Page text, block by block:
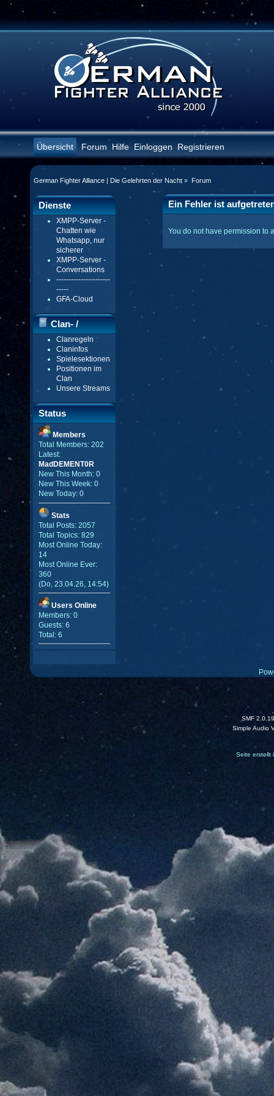
Übersicht Forum Hilfe Einloggen Registrieren
German Fighter Alliance | Die Gelehrten der Nacht » Forum
Dienste
XMPP-Server -
Chatten wie
Whatsapp, nur
sicherer
XMPP-Server -
Conversations
----------------------
-----
GFA-Cloud
Clan- /
Gildenmenü
Clanregeln
Claninfos
Spielesektionen
Positionen im
Clan
Unsere Streams
Status
Members
Total Members: 202
Latest:
MadDEMENT0R
New This Month: 0
New This Week: 0
New Today: 0
Stats
Total Posts: 2057
Total Topics: 829
Most Online Today:
14
Most Online Ever:
360
(Do, 23.04.26, 14:54)
Users Online
Members: 0
Guests: 6
Total: 6
Ein Fehler ist
You do not have permission to
SMF 2.0.19
Simple Audio
Seite erstellt